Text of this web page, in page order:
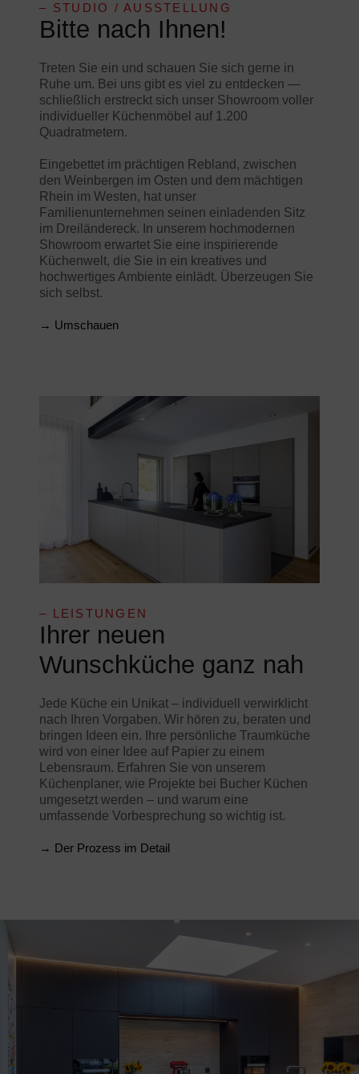
– STUDIO / AUSSTELLUNG
Bitte nach Ihnen!
Treten Sie ein und schauen Sie sich gerne in
Ruhe um. Bei uns gibt es viel zu entdecken —
schließlich erstreckt sich unser Showroom voller
individueller Küchenmöbel auf 1.200
Quadratmetern.
Eingebettet im prächtigen Rebland, zwischen
den Weinbergen im Osten und dem mächtigen
Rhein im Westen, hat unser
Familienunternehmen seinen einladenden Sitz
im Dreiländereck. In unserem hochmodernen
Showroom erwartet Sie eine inspirierende
Küchenwelt, die Sie in ein kreatives und
hochwertiges Ambiente einlädt. Überzeugen Sie
sich selbst.
→ Umschauen
– LEISTUNGEN
Ihrer neuen
Wunschküche ganz nah
Jede Küche ein Unikat – individuell verwirklicht
nach Ihren Vorgaben. Wir hören zu, beraten und
bringen Ideen ein. Ihre persönliche Traumküche
wird von einer Idee auf Papier zu einem
Lebensraum. Erfahren Sie von unserem
Küchenplaner, wie Projekte bei Bucher Küchen
umgesetzt werden – und warum eine
umfassende Vorbesprechung so wichtig ist.
→ Der Prozess im Detail